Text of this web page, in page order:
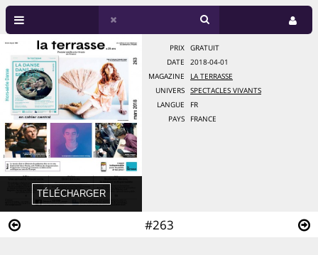
#263
PRIX
GRATUIT
DATE
2018-04-01
MAGAZINE
LA TERRASSE
UNIVERS
SPECTACLES VIVANTS
LANGUE
FR
PAYS
FRANCE